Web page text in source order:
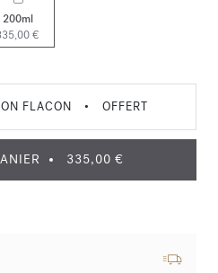
200ml
€
FLACON • OFFERT
335,00 €